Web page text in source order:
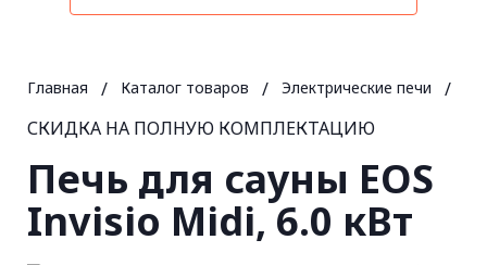
Главная / Каталог товаров / Электрические печи /
СКИДКА НА ПОЛНУЮ КОМПЛЕКТАЦИЮ
Печь для сауны EOS
Invisio Midi, 6.0 кВт